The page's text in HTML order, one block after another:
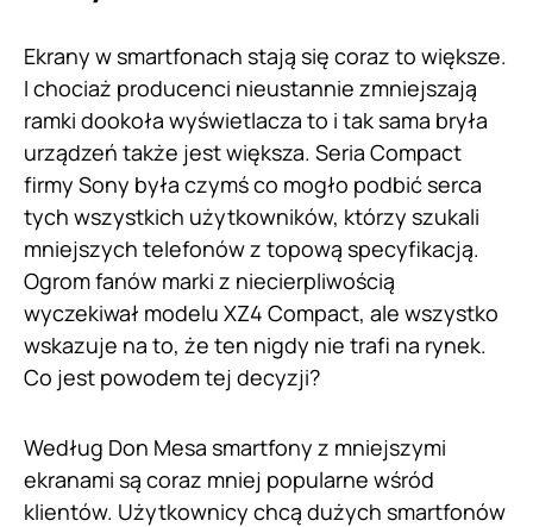
Ekrany w smartfonach stają się coraz to większe.
I chociaż producenci nieustannie zmniejszają
ramki dookoła wyświetlacza to i tak sama bryła
urządzeń także jest większa. Seria Compact
firmy Sony była czymś co mogło podbić serca
tych wszystkich użytkowników, którzy szukali
mniejszych telefonów z topową specyfikacją.
Ogrom fanów marki z niecierpliwością
wyczekiwał modelu XZ4 Compact, ale wszystko
wskazuje na to, że ten nigdy nie trafi na rynek.
Co jest powodem tej decyzji?
Według Don Mesa smartfony z mniejszymi
ekranami są coraz mniej popularne wśród
klientów. Użytkownicy chcą dużych smartfonów